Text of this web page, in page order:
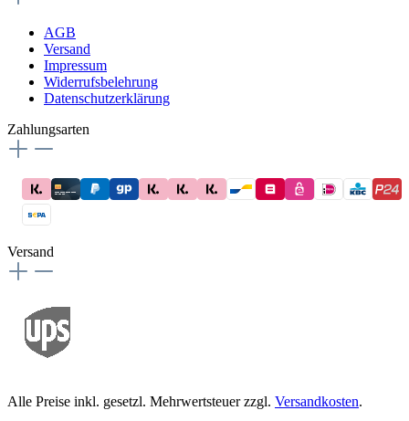
AGB
Versand
Impressum
Widerrufsbelehrung
Datenschutzerklärung
Zahlungsarten
Versand
Alle Preise inkl. gesetzl. Mehrwertsteuer zzgl. Versandkosten.